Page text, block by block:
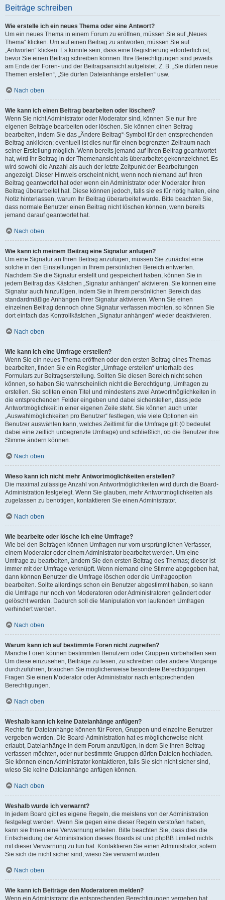
Beiträge schreiben
Wie erstelle ich ein neues Thema oder eine Antwort?
Um ein neues Thema in einem Forum zu eröffnen, müssen Sie auf „Neues
Thema“ klicken. Um auf einen Beitrag zu antworten, müssen Sie auf
„Antworten“ klicken. Es könnte sein, dass eine Registrierung erforderlich ist,
bevor Sie einen Beitrag schreiben können. Ihre Berechtigungen sind jeweils
am Ende der Foren- und der Beitragsansicht aufgelistet. Z. B. „Sie dürfen neue
Themen erstellen“, „Sie dürfen Dateianhänge erstellen“ usw.
Nach oben
Wie kann ich einen Beitrag bearbeiten oder löschen?
Wenn Sie nicht Administrator oder Moderator sind, können Sie nur Ihre
eigenen Beiträge bearbeiten oder löschen. Sie können einen Beitrag
bearbeiten, indem Sie das „Ändere Beitrag“-Symbol für den entsprechenden
Beitrag anklicken; eventuell ist dies nur für einen begrenzten Zeitraum nach
seiner Erstellung möglich. Wenn bereits jemand auf Ihren Beitrag geantwortet
hat, wird Ihr Beitrag in der Themenansicht als überarbeitet gekennzeichnet. Es
wird sowohl die Anzahl als auch der letzte Zeitpunkt der Bearbeitungen
angezeigt. Dieser Hinweis erscheint nicht, wenn noch niemand auf Ihren
Beitrag geantwortet hat oder wenn ein Administrator oder Moderator Ihren
Beitrag überarbeitet hat. Diese können jedoch, falls sie es für nötig halten, eine
Notiz hinterlassen, warum Ihr Beitrag überarbeitet wurde. Bitte beachten Sie,
dass normale Benutzer einen Beitrag nicht löschen können, wenn bereits
jemand darauf geantwortet hat.
Nach oben
Wie kann ich meinem Beitrag eine Signatur anfügen?
Um eine Signatur an Ihren Beitrag anzufügen, müssen Sie zunächst eine
solche in den Einstellungen in Ihrem persönlichen Bereich entwerfen.
Nachdem Sie die Signatur erstellt und gespeichert haben, können Sie in
jedem Beitrag das Kästchen „Signatur anhängen“ aktivieren. Sie können eine
Signatur auch hinzufügen, indem Sie in Ihrem persönlichen Bereich das
standardmäßige Anhängen Ihrer Signatur aktivieren. Wenn Sie einen
einzelnen Beitrag dennoch ohne Signatur verfassen möchten, so können Sie
dort einfach das Kontrollkästchen „Signatur anhängen“ wieder deaktivieren.
Nach oben
Wie kann ich eine Umfrage erstellen?
Wenn Sie ein neues Thema eröffnen oder den ersten Beitrag eines Themas
bearbeiten, finden Sie ein Register „Umfrage erstellen“ unterhalb des
Formulars zur Beitragserstellung. Sollten Sie diesen Bereich nicht sehen
können, so haben Sie wahrscheinlich nicht die Berechtigung, Umfragen zu
erstellen. Sie sollten einen Titel und mindestens zwei Antwortmöglichkeiten in
die entsprechenden Felder eingeben und dabei sicherstellen, dass jede
Antwortmöglichkeit in einer eigenen Zeile steht. Sie können auch unter
„Auswahlmöglichkeiten pro Benutzer“ festlegen, wie viele Optionen ein
Benutzer auswählen kann, welches Zeitlimit für die Umfrage gilt (0 bedeutet
dabei eine zeitlich unbegrenzte Umfrage) und schließlich, ob die Benutzer ihre
Stimme ändern können.
Nach oben
Wieso kann ich nicht mehr Antwortmöglichkeiten erstellen?
Die maximal zulässige Anzahl von Antwortmöglichkeiten wird durch die Board-
Administration festgelegt. Wenn Sie glauben, mehr Antwortmöglichkeiten als
zugelassen zu benötigen, kontaktieren Sie einen Administrator.
Nach oben
Wie bearbeite oder lösche ich eine Umfrage?
Wie bei den Beiträgen können Umfragen nur vom ursprünglichen Verfasser,
einem Moderator oder einem Administrator bearbeitet werden. Um eine
Umfrage zu bearbeiten, ändern Sie den ersten Beitrag des Themas; dieser ist
immer mit der Umfrage verknüpft. Wenn niemand eine Stimme abgegeben hat,
dann können Benutzer die Umfrage löschen oder die Umfrageoption
bearbeiten. Sollte allerdings schon ein Benutzer abgestimmt haben, so kann
die Umfrage nur noch von Moderatoren oder Administratoren geändert oder
gelöscht werden. Dadurch soll die Manipulation von laufenden Umfragen
verhindert werden.
Nach oben
Warum kann ich auf bestimmte Foren nicht zugreifen?
Manche Foren können bestimmten Benutzern oder Gruppen vorbehalten sein.
Um diese einzusehen, Beiträge zu lesen, zu schreiben oder andere Vorgänge
durchzuführen, brauchen Sie möglicherweise besondere Berechtigungen.
Fragen Sie einen Moderator oder Administrator nach entsprechenden
Berechtigungen.
Nach oben
Weshalb kann ich keine Dateianhänge anfügen?
Rechte für Dateianhänge können für Foren, Gruppen und einzelne Benutzer
vergeben werden. Die Board-Administration hat es möglicherweise nicht
erlaubt, Dateianhänge in dem Forum anzufügen, in dem Sie Ihren Beitrag
verfassen möchten, oder nur bestimmte Gruppen dürfen Dateien hochladen.
Sie können einen Administrator kontaktieren, falls Sie sich nicht sicher sind,
wieso Sie keine Dateianhänge anfügen können.
Nach oben
Weshalb wurde ich verwarnt?
In jedem Board gibt es eigene Regeln, die meistens von der Administration
festgelegt werden. Wenn Sie gegen eine dieser Regeln verstoßen haben,
kann sie Ihnen eine Verwarnung erteilen. Bitte beachten Sie, dass dies die
Entscheidung der Administration dieses Boards ist und phpBB Limited nichts
mit dieser Verwarnung zu tun hat. Kontaktieren Sie einen Administrator, sofern
Sie sich die nicht sicher sind, wieso Sie verwarnt wurden.
Nach oben
Wie kann ich Beiträge den Moderatoren melden?
Wenn ein Administrator die entsprechenden Berechtigungen vergeben hat,